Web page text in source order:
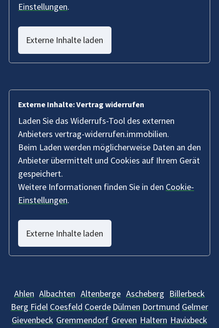
Einstellungen.
Externe Inhalte laden
Externe Inhalte: Vertrag widerrufen
Laden Sie das Widerrufs-Tool des externen
Anbieters vertrag-widerrufen.immobilien.
Beim Laden werden möglicherweise Daten an den
Anbieter übermittelt und Cookies auf Ihrem Gerät
gespeichert.
Weitere Informationen finden Sie in den Cookie-
Einstellungen.
Externe Inhalte laden
Ahlen Albachten Altenberge Ascheberg Billerbeck
Berg Fidel Coesfeld Coerde Dülmen Dortmund Gelmer
Gievenbeck Gremmendorf Greven Haltern Havixbeck